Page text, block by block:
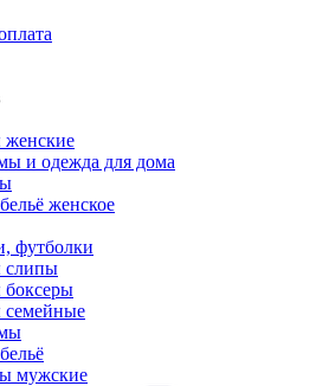
женские
и одежда для дома
женское
футболки
слипы
боксеры
семейные
мужские